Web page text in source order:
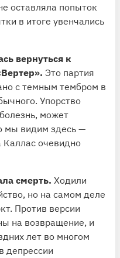
оставляла попыток
в итоге увенчались
вернуться к
Это партия
с темным тембром в
Упорство
может
мы видим здесь —
Каллас очевидно
смерть. Ходили
но на самом деле
Против версии
на возвращение, и
лет во многом
депрессии